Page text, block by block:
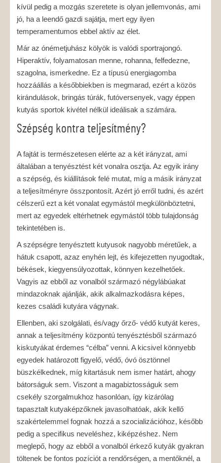
kívül pedig a mozgás szeretete is olyan jellemvonás, ami
jó, ha a leendő gazdi sajátja, mert egy ilyen
temperamentumos ebbel aktív az élet.
Már az ónémetjuhász kölyök is valódi sportrajongó.
Hiperaktív, folyamatosan menne, rohanna, felfedezne,
szagolna, ismerkedne. Ez a típusú energiagomba
hozzáállás a későbbiekben is megmarad, ezért a közös
kirándulások, bringás túrák, futóversenyek, vagy éppen
kutyás sportok kivétel nélkül ideálisak a számára.
Szépség kontra teljesítmény?
A fajtát is természetesen elérte az a két irányzat, ami
általában a tenyésztést két vonalra osztja. Az egyik irány
a szépség, és kiállítások felé mutat, míg a másik irányzat
a teljesítményre összpontosít. Azért jó erről tudni, és azért
célszerű ezt a két vonalat egymástól megkülönböztetni,
mert az egyedek eltérhetnek egymástól több tulajdonság
tekintetében is.
A szépségre tenyésztett kutyusok nagyobb méretűek, a
hátuk csapott, azaz enyhén lejt, és kifejezetten nyugodtak,
békések, kiegyensúlyozottak, könnyen kezelhetőek.
Vagyis az ebből az vonalból származó négylábúakat
mindazoknak ajánlják, akik alkalmazkodásra képes,
kezes családi kutyára vágynak.
Ellenben, aki szolgálati, és/vagy őrző- védő kutyát keres,
annak a teljesítmény központú tenyésztésből származó
kiskutyákat érdemes “célba” venni. A kicsivel könnyebb
egyedek határozott figyelő, védő, óvó ösztönnel
büszkélkednek, míg kitartásuk nem ismer határt, ahogy
bátorságuk sem. Viszont a magabiztosságuk sem
csekély szorgalmukhoz hasonlóan, így kizárólag
tapasztalt kutyaképzőknek javasolhatóak, akik kellő
szakértelemmel fognak hozzá a szocializációhoz, később
pedig a specifikus neveléshez, kiképzéshez. Nem
meglepő, hogy az ebből a vonalból érkező kutyák gyakran
töltenek be fontos pozíciót a rendőrségen, a mentőknél, a